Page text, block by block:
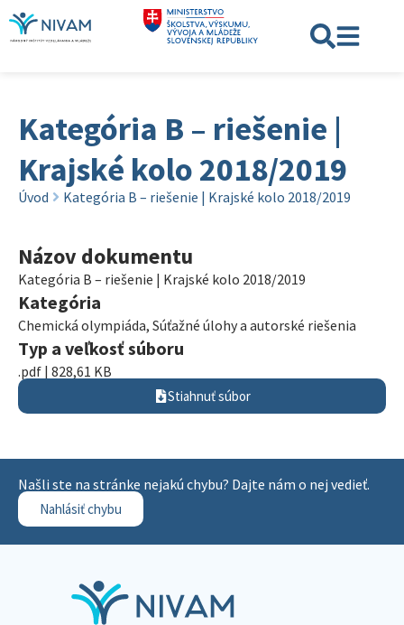
Kategória B – riešenie |
Krajské kolo 2018/2019
Úvod Kategória B – riešenie | Krajské kolo 2018/2019
Názov dokumentu
Kategória B – riešenie | Krajské kolo 2018/2019
Kategória
Chemická olympiáda, Súťažné úlohy a autorské riešenia
Typ a veľkosť súboru
.pdf | 828,61 KB
Stiahnuť súbor
Našli ste na stránke nejakú chybu? Dajte nám o nej vedieť.
Nahlásiť chybu